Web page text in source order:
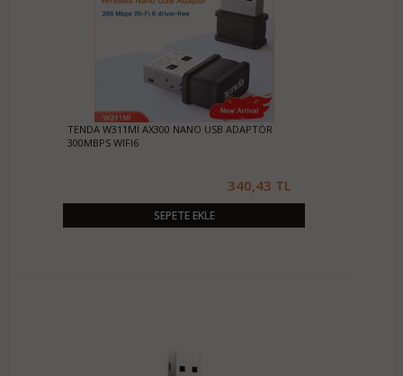
TENDA W311MI AX300 NANO USB ADAPTÖR
300MBPS WIFI6
340,43 TL
SEPETE EKLE